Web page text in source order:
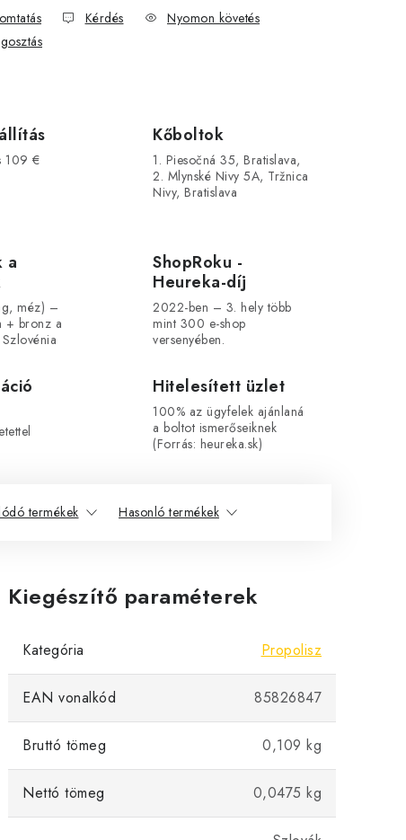
Kérdés
Nyomon követés
109 €
Kőboltok
1. Piesočná 35, Bratislava,
2. Mlynské Nivy 5A, Tržnica
Nivy, Bratislava
a
méz) –
+ bronz a
ShopRoku -
Heureka-díj
2022-ben – 3. hely több
mint 300 e-shop
versenyében.
Hitelesített üzlet
100% az ügyfelek ajánlaná
a boltot ismerőseiknek
(Forrás: heureka.sk)
termékek Hasonló termékek
Kiegészítő paraméterek
Kategória Propolisz
EAN vonalkód 85826847
Bruttó tömeg 0,109 kg
Nettó tömeg 0,0475 kg